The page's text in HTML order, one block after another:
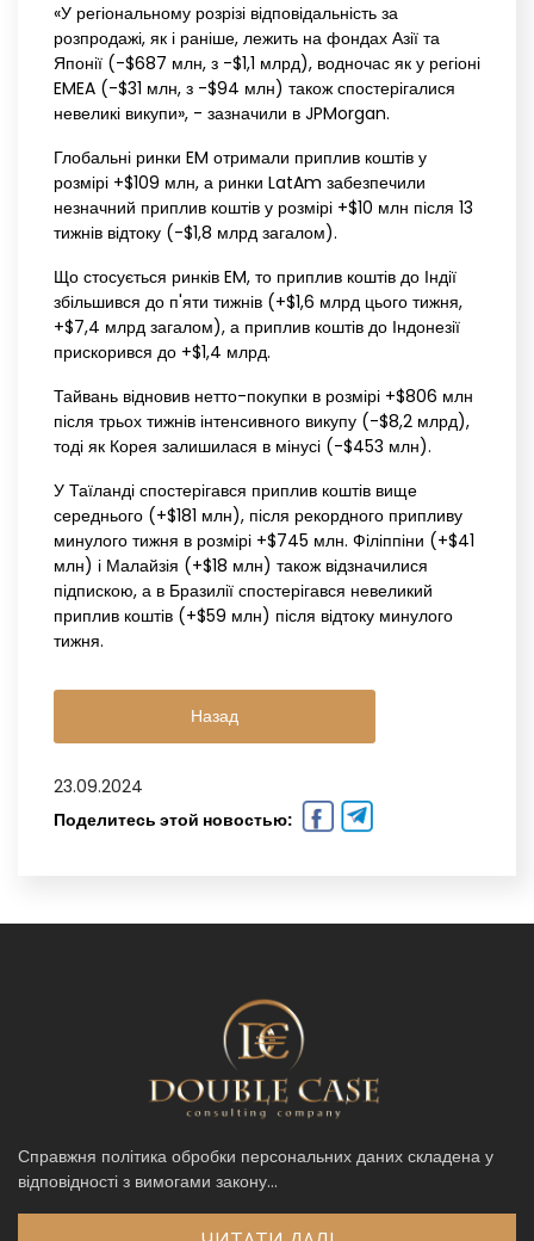
«У регіональному розрізі відповідальність за
розпродажі, як і раніше, лежить на фондах Азії та
Японії (-$687 млн, з -$1,1 млрд), водночас як у регіоні
EMEA (-$31 млн, з -$94 млн) також спостерігалися
невеликі викупи», - зазначили в JPMorgan.
Глобальні ринки EM отримали приплив коштів у
розмірі +$109 млн, а ринки LatAm забезпечили
незначний приплив коштів у розмірі +$10 млн після 13
тижнів відтоку (-$1,8 млрд загалом).
Що стосується ринків EM, то приплив коштів до Індії
збільшився до п'яти тижнів (+$1,6 млрд цього тижня,
+$7,4 млрд загалом), а приплив коштів до Індонезії
прискорився до +$1,4 млрд.
Тайвань відновив нетто-покупки в розмірі +$806 млн
після трьох тижнів інтенсивного викупу (-$8,2 млрд),
тоді як Корея залишилася в мінусі (-$453 млн).
У Таїланді спостерігався приплив коштів вище
середнього (+$181 млн), після рекордного припливу
минулого тижня в розмірі +$745 млн. Філіппіни (+$41
млн) і Малайзія (+$18 млн) також відзначилися
підпискою, а в Бразилії спостерігався невеликий
приплив коштів (+$59 млн) після відтоку минулого
тижня.
Назад
23.09.2024
Поделитесь этой новостью:
Справжня політика обробки персональних даних складена у
відповідності з вимогами закону...